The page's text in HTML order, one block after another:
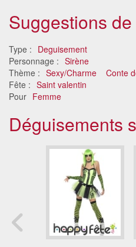
Suggestions
Type : Deguisement
Personnage : Sirène
Thème : Sexy/Charme Conte
Fête : Saint valentin
Pour Femme
Déguisements